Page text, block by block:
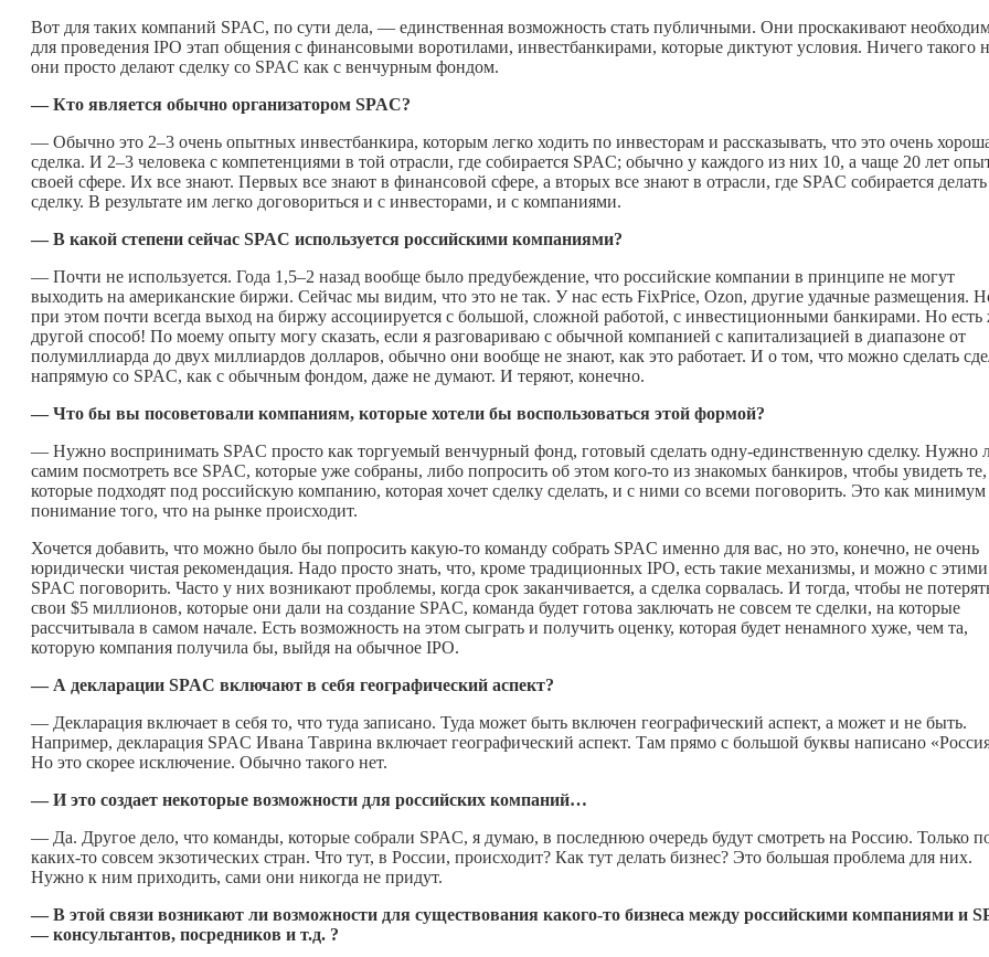
Вот для таких компаний SPAC, по сути дела, — единственная возможность стать публичными. Они проскакивают
для проведения IPO этап общения с финансовыми воротилами, инвестбанкирами, которые диктуют условия. Ничего такого
они просто делают сделку со SPAC как с венчурным фондом.
— Кто является обычно организатором SPAC?
— Обычно это 2–3 очень опытных инвестбанкира, которым легко ходить по инвесторам и рассказывать, что это очень
сделка. И 2–3 человека с компетенциями в той отрасли, где собирается SPAC; обычно у каждого из них 10, а чаще 20 лет
своей сфере. Их все знают. Первых все знают в финансовой сфере, а вторых все знают в отрасли, где SPAC собирается делать
сделку. В результате им легко договориться и с инвесторами, и с компаниями.
— В какой степени сейчас SPAC используется российскими компаниями?
— Почти не используется. Года 1,5–2 назад вообще было предубеждение, что российские компании в принципе не могут
выходить на американские биржи. Сейчас мы видим, что это не так. У нас есть FixPrice, Ozon, другие удачные размещения.
при этом почти всегда выход на биржу ассоциируется с большой, сложной работой, с инвестиционными банкирами. Но есть
другой способ! По моему опыту могу сказать, если я разговариваю с обычной компанией с капитализацией в диапазоне от
полумиллиарда до двух миллиардов долларов, обычно они вообще не знают, как это работает. И о том, что можно сделать
напрямую со SPAC, как с обычным фондом, даже не думают. И теряют, конечно.
— Что бы вы посоветовали компаниям, которые хотели бы воспользоваться этой формой?
— Нужно воспринимать SPAC просто как торгуемый венчурный фонд, готовый сделать одну-единственную сделку. Нужно
самим посмотреть все SPAC, которые уже собраны, либо попросить об этом кого-то из знакомых банкиров, чтобы увидеть те,
которые подходят под российскую компанию, которая хочет сделку сделать, и с ними со всеми поговорить. Это как минимум
понимание того, что на рынке происходит.
Хочется добавить, что можно было бы попросить какую-то команду собрать SPAC именно для вас, но это, конечно, не очень
юридически чистая рекомендация. Надо просто знать, что, кроме традиционных IPO, есть такие механизмы, и можно с этими
SPAC поговорить. Часто у них возникают проблемы, когда срок заканчивается, а сделка сорвалась. И тогда, чтобы не
свои $5 миллионов, которые они дали на создание SPAC, команда будет готова заключать не совсем те сделки, на которые
рассчитывала в самом начале. Есть возможность на этом сыграть и получить оценку, которая будет ненамного хуже, чем та,
которую компания получила бы, выйдя на обычное IPO.
— А декларации SPAC включают в себя географический аспект?
— Декларация включает в себя то, что туда записано. Туда может быть включен географический аспект, а может и не быть.
Например, декларация SPAC Ивана Таврина включает географический аспект. Там прямо с большой буквы написано
Но это скорее исключение. Обычно такого нет.
— И это создает некоторые возможности для российских компаний…
— Да. Другое дело, что команды, которые собрали SPAC, я думаю, в последнюю очередь будут смотреть на Россию. Только
каких-то совсем экзотических стран. Что тут, в России, происходит? Как тут делать бизнес? Это большая проблема для них.
Нужно к ним приходить, сами они никогда не придут.
— В этой связи возникают ли возможности для существования какого-то бизнеса между российскими компаниями и
— консультантов, посредников и т.д. ?